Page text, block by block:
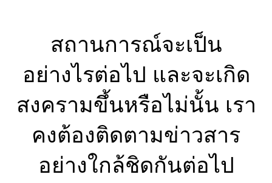
สถานการณ์จะเป็น
อย่างไรต่อไป และจะเกิด
สงครามขึ้นหรือไม่นั้น เรา
คงต้องติดตามข่าวสาร
อย่างใกล้ชิดกันต่อไป